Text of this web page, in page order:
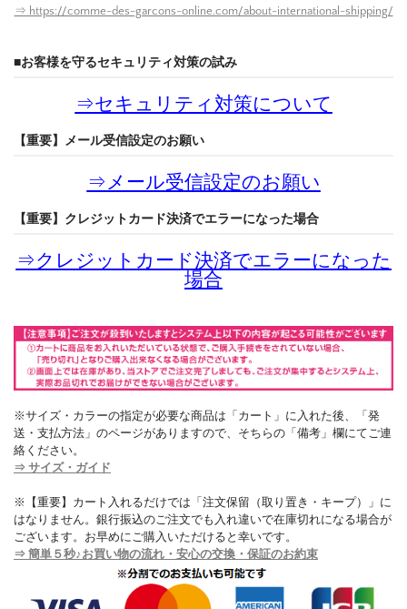
⇒ https://comme-des-garcons-online.com/about-international-shipping/
■お客様を守るセキュリティ対策の試み
⇒セキュリティ対策について
【重要】メール受信設定のお願い
⇒メール受信設定のお願い
【重要】クレジットカード決済でエラーになった場合
⇒クレジットカード決済でエラーになった
場合
※サイズ・カラーの指定が必要な商品は「カート」に入れた後、「発
送・支払方法」のページがありますので、そちらの「備考」欄にてご連
絡ください。
⇒ サイズ・ガイド
※【重要】カート入れるだけでは「注文保留（取り置き・キープ）」に
はなりません。銀行振込のご注文でも入れ違いで在庫切れになる場合が
ございます。お早めにご購入いただけると幸いです。
⇒ 簡単５秒♪お買い物の流れ・安心の交換・保証のお約束